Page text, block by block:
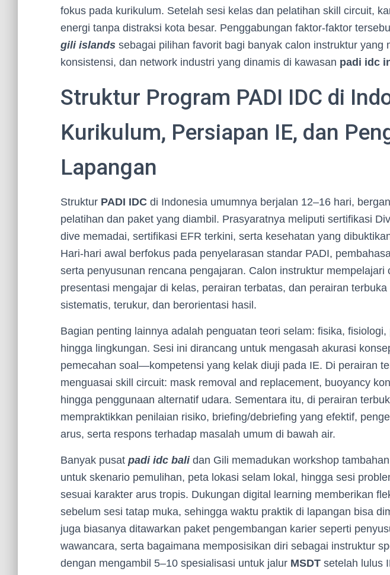
fokus pada kurikulum. Setelah sesi kelas dan pelatihan skill circuit,
energi tanpa distraksi kota besar. Penggabungan faktor-faktor
gili islands sebagai pilihan favorit bagi banyak calon instruktur yang
konsistensi, dan network industri yang dinamis di kawasan padi idc
Struktur Program PADI IDC di
Kurikulum, Persiapan IE, dan
Lapangan
Struktur PADI IDC di Indonesia umumnya berjalan 12–16 hari,
pelatihan dan paket yang diambil. Prasyaratnya meliputi sertifikasi
dive memadai, sertifikasi EFR terkini, serta kesehatan yang
Hari-hari awal berfokus pada penyelarasan standar PADI,
serta penyusunan rencana pengajaran. Calon instruktur mempelajari
presentasi mengajar di kelas, perairan terbatas, dan perairan
sistematis, terukur, dan berorientasi hasil.
Bagian penting lainnya adalah penguatan teori selam: fisika,
hingga lingkungan. Sesi ini dirancang untuk mengasah akurasi
pemecahan soal—kompetensi yang kelak diuji pada IE. Di perairan
menguasai skill circuit: mask removal and replacement, buoyancy
hingga penggunaan alternatif udara. Sementara itu, di perairan
mempraktikkan penilaian risiko, briefing/debriefing yang efektif,
arus, serta respons terhadap masalah umum di bawah air.
Banyak pusat padi idc balidan Gili memadukan workshop
untuk skenario pemulihan, peta lokasi selam lokal, hingga sesi
sesuai karakter arus tropis. Dukungan digital learning memberikan
sebelum sesi tatap muka, sehingga waktu praktik di lapangan bisa
juga biasanya ditawarkan paket pengembangan karier seperti
wawancara, serta bagaimana memposisikan diri sebagai instruktur
dengan mengambil 5–10 spesialisasi untuk jalur MSDT setelah lulus